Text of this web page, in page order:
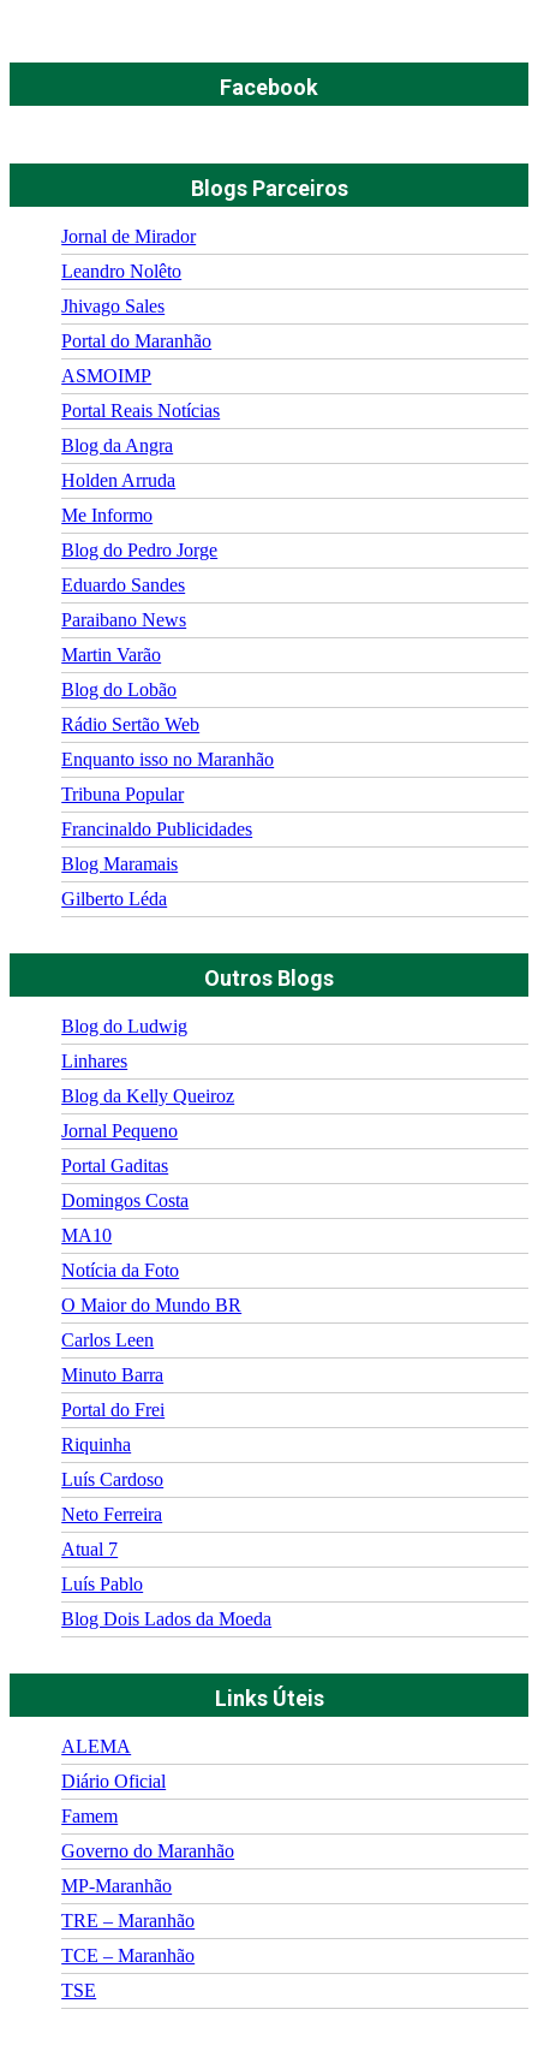
Facebook
Blogs Parceiros
Jornal de Mirador
Leandro Nolêto
Jhivago Sales
Portal do Maranhão
ASMOIMP
Portal Reais Notí­cias
Blog da Angra
Holden Arruda
Me Informo
Blog do Pedro Jorge
Eduardo Sandes
Paraibano News
Martin Varão
Blog do Lobão
Rádio Sertão Web
Enquanto isso no Maranhão
Tribuna Popular
Francinaldo Publicidades
Blog Maramais
Gilberto Léda
Outros Blogs
Blog do Ludwig
Linhares
Blog da Kelly Queiroz
Jornal Pequeno
Portal Gaditas
Domingos Costa
MA10
Notícia da Foto
O Maior do Mundo BR
Carlos Leen
Minuto Barra
Portal do Frei
Riquinha
Luís Cardoso
Neto Ferreira
Atual 7
Luís Pablo
Blog Dois Lados da Moeda
Links Úteis
ALEMA
Diário Oficial
Famem
Governo do Maranhão
MP-Maranhão
TRE – Maranhão
TCE – Maranhão
TSE